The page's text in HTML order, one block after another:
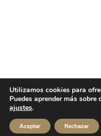
Utilizamos cookies para
Puedes aprender más
ajustes.
Aceptar Rechazar